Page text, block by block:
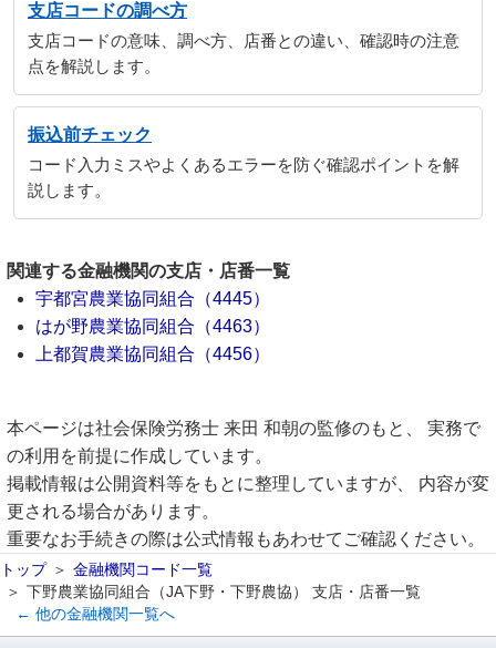
支店コードの調べ方
支店コードの意味、調べ方、店番との違い、確認時の注意
点を解説します。
振込前チェック
コード入力ミスやよくあるエラーを防ぐ確認ポイントを解
説します。
関連する金融機関の支店・店番一覧
宇都宮農業協同組合（4445）
はが野農業協同組合（4463）
上都賀農業協同組合（4456）
本ページは社会保険労務士 来田 和朝の監修のもと、 実務で
の利用を前提に作成しています。
掲載情報は公開資料等をもとに整理していますが、 内容が変
更される場合があります。
重要なお手続きの際は公式情報もあわせてご確認ください。
トップ
金融機関コード一覧
下野農業協同組合（JA下野・下野農協） 支店・店番一覧
← 他の金融機関一覧へ